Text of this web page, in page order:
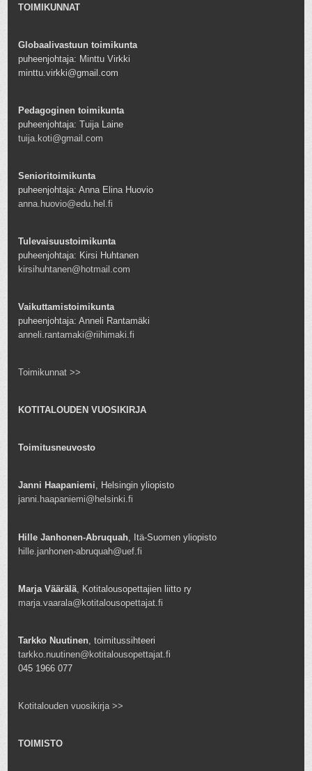
TOIMIKUNNAT
Globaalivastuun toimikunta
puheenjohtaja: Minttu Virkki
minttu.virkki@gmail.com
Pedagoginen toimikunta
puheenjohtaja: Tuija Laine
tuija.koti@gmail.com
Senioritoimikunta
puheenjohtaja: Anna Elina Huovio
anna.huovio@edu.hel.fi
Tulevaisuustoimikunta
puheenjohtaja: Kirsi Huhtanen
kirsihuhtanen@hotmail.com
Vaikuttamistoimikunta
puheenjohtaja: Anneli Rantamäki
anneli.rantamaki@riihimaki.fi
Toimikunnat >>
KOTITALOUDEN VUOSIKIRJA
Toimitusneuvosto
Janni Haapaniemi, Helsingin yliopisto
janni.haapaniemi@helsinki.fi
Hille Janhonen-Abruquah , Itä-Suomen yliopisto
hille.janhonen-abruquah@uef.fi
Marja Väärälä , Kotitalousopettajien liitto ry
marja.vaarala@kotitalousopettajat.fi
Tarkko Nuutinen , toimitussihteeri
tarkko.nuutinen@kotitalousopettajat.fi
045 1966 077
Kotitalouden vuosikirja >>
TOIMISTO